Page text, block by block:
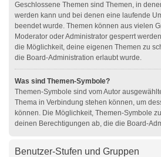
Geschlossene Themen sind Themen, in
werden kann und bei denen eine laufende
beendet wurde. Themen können aus vielen
Moderator oder Administrator gesperrt
die Möglichkeit, deine eigenen Themen zu
die Board-Administration erlaubt wurde.
Was sind Themen-Symbole?
Themen-Symbole sind vom Autor
Thema in Verbindung stehen können, um
können. Die Möglichkeit, Themen-Symbole
deinen Berechtigungen ab, die die Board-
Benutzer-Stufen und Gruppen